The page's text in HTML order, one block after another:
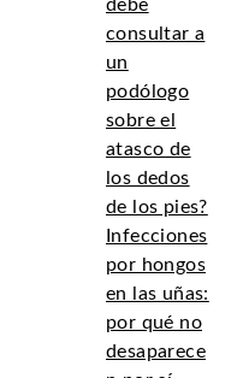
debe
consultar a
un
podólogo
sobre el
atasco de
los dedos
de los pies?
Infecciones
por hongos
en las uñas:
por qué no
desaparece